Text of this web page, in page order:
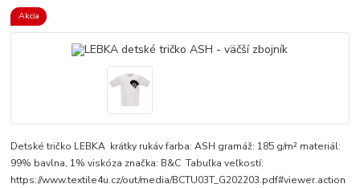
Akcia
Detské tričko LEBKA krátky rukáv farba: ASH gramáž: 185 g/m² materiál:
99% bavlna, 1% viskóza značka: B&C Tabuľka veľkostí:
https://www.textile4u.cz/out/media/BCTU03T_G202203.pdf#viewer.action